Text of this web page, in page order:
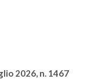
2026, n. 1467